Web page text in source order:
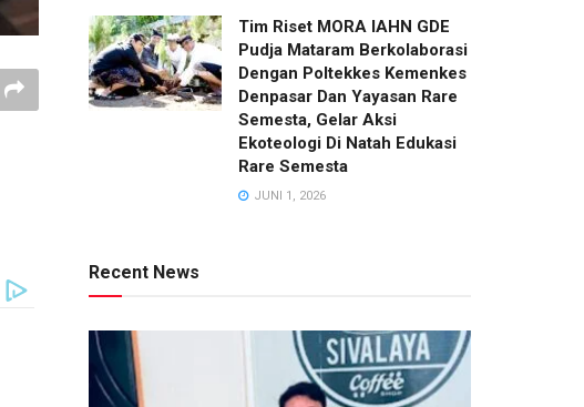
Tim Riset MORA IAHN GDE
Pudja Mataram Berkolaborasi
Dengan Poltekkes Kemenkes
Denpasar Dan Yayasan Rare
Semesta, Gelar Aksi
Ekoteologi Di Natah Edukasi
Rare Semesta
JUNI 1, 2026
Recent News